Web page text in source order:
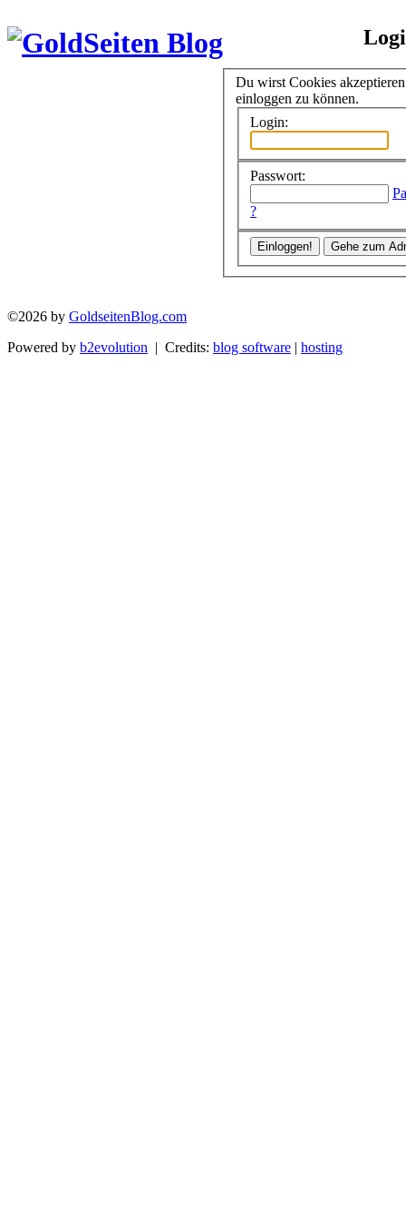
Du wirst Cookies
einloggen zu können.
Login:
Passwort:
?
©2026 by GoldseitenBlog.com
Powered by b2evolution | Credits: blog software | hosting